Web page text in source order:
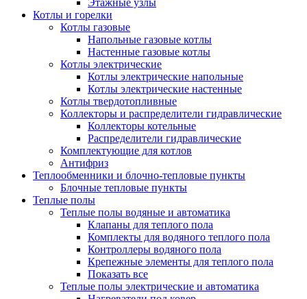
Этажные узлы
Котлы и горелки
Котлы газовые
Напольные газовые котлы
Настенные газовые котлы
Котлы электрические
Котлы электрические напольные
Котлы электрические настенные
Котлы твердотопливные
Коллекторы и распределители гидравлические
Коллекторы котельные
Распределители гидравлические
Комплектующие для котлов
Антифриз
Теплообменники и блочно-тепловые пункты
Блочные тепловые пункты
Теплые полы
Теплые полы водяные и автоматика
Клапаны для теплого пола
Комплекты для водяного теплого пола
Контроллеры водяного пола
Крепежные элементы для теплого пола
Показать все
Теплые полы электрические и автоматика